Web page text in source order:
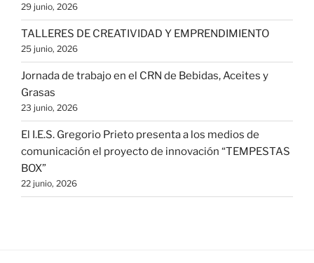
29 junio, 2026
TALLERES DE CREATIVIDAD Y EMPRENDIMIENTO
25 junio, 2026
Jornada de trabajo en el CRN de Bebidas, Aceites y
Grasas
23 junio, 2026
El I.E.S. Gregorio Prieto presenta a los medios de
comunicación el proyecto de innovación “TEMPESTAS
BOX”
22 junio, 2026